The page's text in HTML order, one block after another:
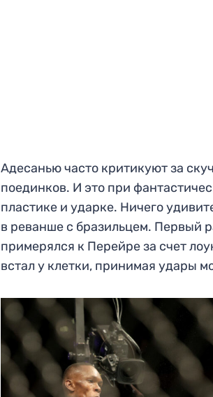
Адесанью часто критикуют за
поединков. И это при
пластике и ударке. Ничего
в реванше с бразильцем. Первый
примерялся к Перейре за счет
встал у клетки, принимая удары